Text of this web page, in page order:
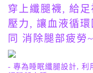
穿上纖腿襪, 給
壓力, 讓血液循
同 消除腿部疲勞~
- 專為睡眠纖腿設計, 利